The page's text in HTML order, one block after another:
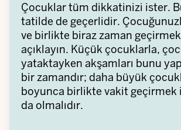
Çocuklar tüm dikkatinizi ister.
tatilde de geçerlidir.
ve birlikte biraz zaman
açıklayın. Küçük çocuklarla,
yataktayken akşamları bunu
bir zamandır; daha büyük
boyunca birlikte vakit geçirmek
da olmalıdır.